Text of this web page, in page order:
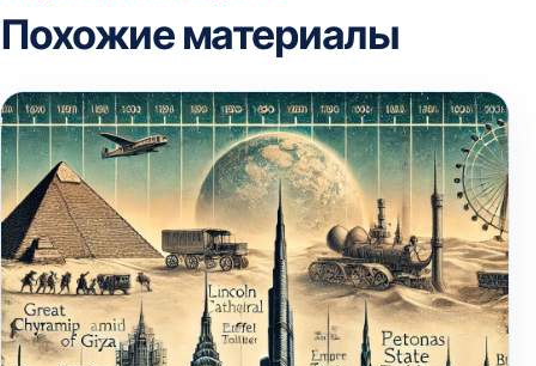
Похожие материалы